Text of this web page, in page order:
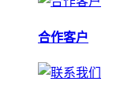
合作客户